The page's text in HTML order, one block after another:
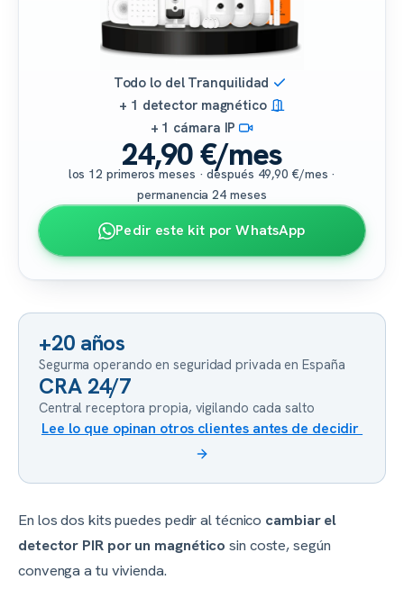
Todo lo del Tranquilidad
+ 1 detector magnético
+ 1 cámara IP
24,90 €/mes
los 12 primeros meses · después 49,90 €/mes ·
permanencia 24 meses
Pedir este kit por WhatsApp
+20 años
Segurma operando en seguridad privada en España
CRA 24/7
Central receptora propia, vigilando cada salto
Lee lo que opinan otros clientes antes de decidir
En los dos kits puedes pedir al técnico cambiar el
detector PIR por un magnético sin coste, según
convenga a tu vivienda.